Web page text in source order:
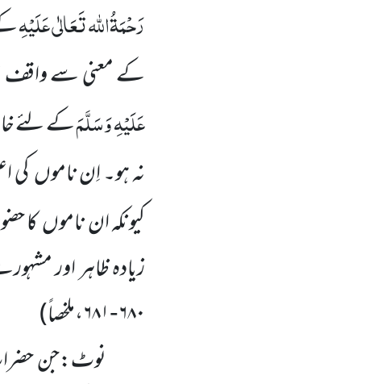
رَحْمَۃُاللہ تَعَالٰی عَلَیْہِ
کے معنی سے واقف
عَلَیْہِ وَسَلَّمَکے لئے
نہ ہو۔ اِن ناموں کی
کیونکہ ان ناموں کا
زیادہ ظاہر اور
۶۸۰-۶۸۱،ملخصاً
)
نوٹ:جن حضرات